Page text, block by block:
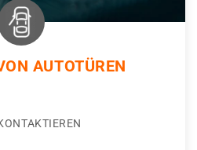
AUTOTÜREN